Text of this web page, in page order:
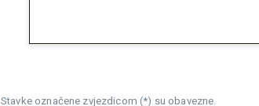
Stavke označene zvjezdicom (*) su obavezne.